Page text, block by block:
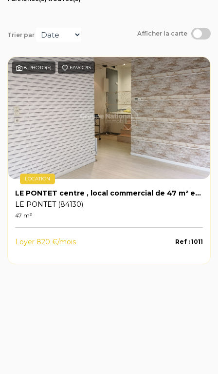
Trier par Afficher la carte
8 PHOTO(S) FAVORIS
LOCATION
LE PONTET centre , local commercial de 47 m² environ
LE PONTET (84130)
47 m²
Loyer 820 €/mois Ref : 1011